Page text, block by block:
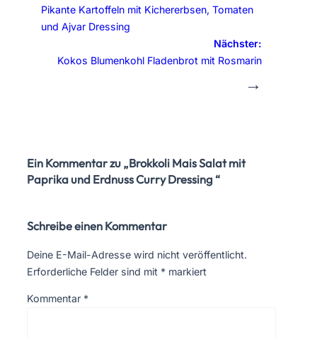
Pikante Kartoffeln mit Kichererbsen, Tomaten
und Ajvar Dressing
Nächster:
Kokos Blumenkohl Fladenbrot mit Rosmarin
→
Ein Kommentar zu „Brokkoli Mais Salat mit
Paprika und Erdnuss Curry Dressing “
Schreibe einen Kommentar
Deine E-Mail-Adresse wird nicht veröffentlicht.
Erforderliche Felder sind mit * markiert
Kommentar *